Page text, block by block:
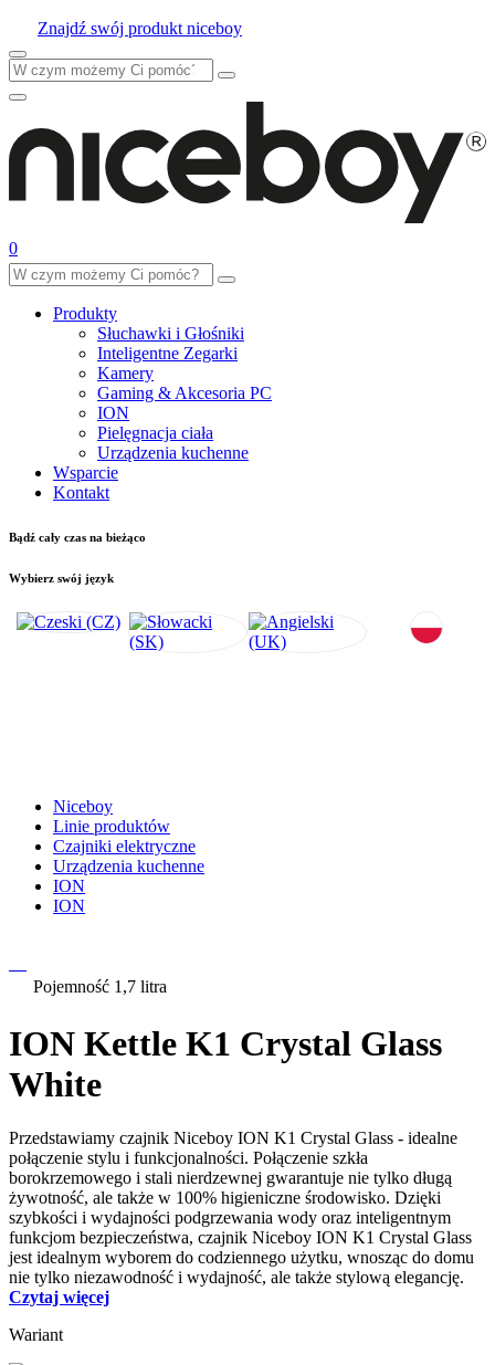
Znajdź swój produkt niceboy
0
Produkty
Słuchawki i Głośniki
Inteligentne Zegarki
Kamery
Gaming & Akcesoria PC
ION
Pielęgnacja ciała
Urządzenia kuchenne
Wsparcie
Kontakt
Bądź cały czas na bieżąco
Wybierz swój język
Niceboy
Linie produktów
Czajniki elektryczne
Urządzenia kuchenne
ION
ION
Pojemność 1,7 litra
ION Kettle K1 Crystal Glass
White
Przedstawiamy czajnik Niceboy ION K1 Crystal Glass - idealne
połączenie stylu i funkcjonalności. Połączenie szkła
borokrzemowego i stali nierdzewnej gwarantuje nie tylko długą
żywotność, ale także w 100% higieniczne środowisko. Dzięki
szybkości i wydajności podgrzewania wody oraz inteligentnym
funkcjom bezpieczeństwa, czajnik Niceboy ION K1 Crystal Glass
jest idealnym wyborem do codziennego użytku, wnosząc do domu
nie tylko niezawodność i wydajność, ale także stylową elegancję.
Czytaj więcej
Wariant